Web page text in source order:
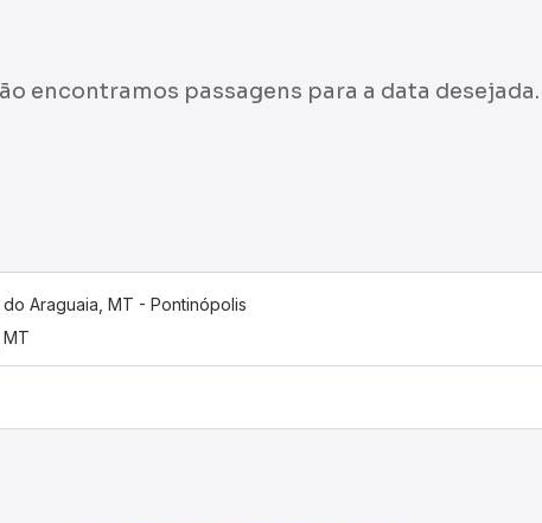
encontramos passagens para a data desejada.
do Araguaia, MT - Pontinópolis
MT